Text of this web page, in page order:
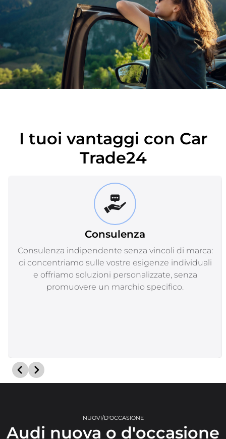
I tuoi vantaggi con Car
Trade24
Consulenza
Consulenza indipendente senza vincoli di marca:
ci concentriamo sulle vostre esigenze individuali
e offriamo soluzioni personalizzate, senza
promuovere un marchio specifico.
NUOVI/D'OCCASIONE
Audi nuova o d'occasione